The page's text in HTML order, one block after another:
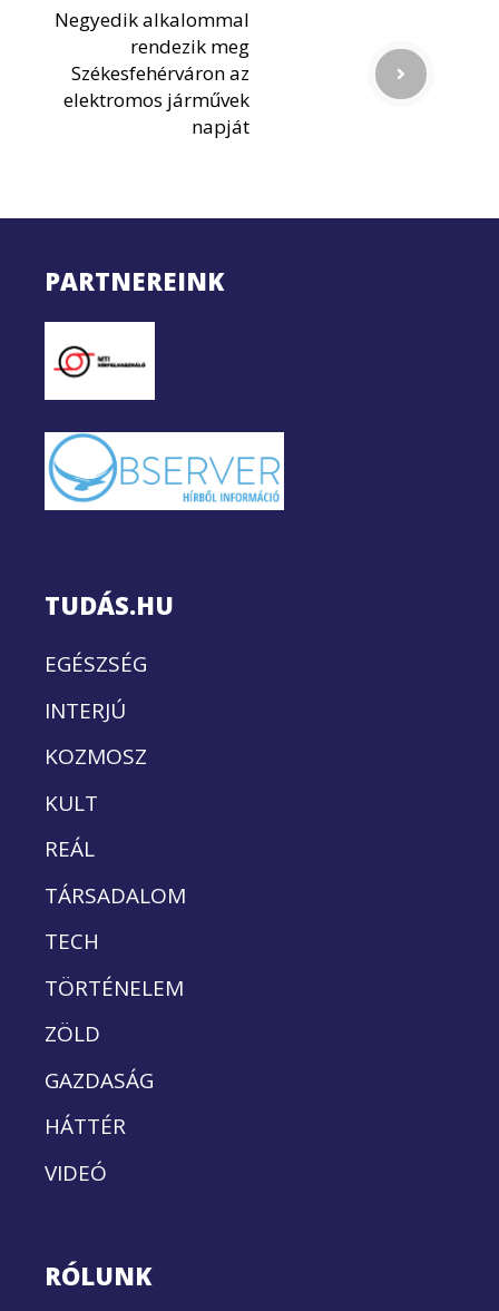
Negyedik alkalommal
rendezik meg
Székesfehérváron az
elektromos járművek
napját
PARTNEREINK
TUDÁS.HU
EGÉSZSÉG
INTERJÚ
KOZMOSZ
KULT
REÁL
TÁRSADALOM
TECH
TÖRTÉNELEM
ZÖLD
GAZDASÁG
HÁTTÉR
VIDEÓ
RÓLUNK